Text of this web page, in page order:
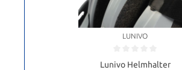
LUNIVO
Lunivo Helmhalter